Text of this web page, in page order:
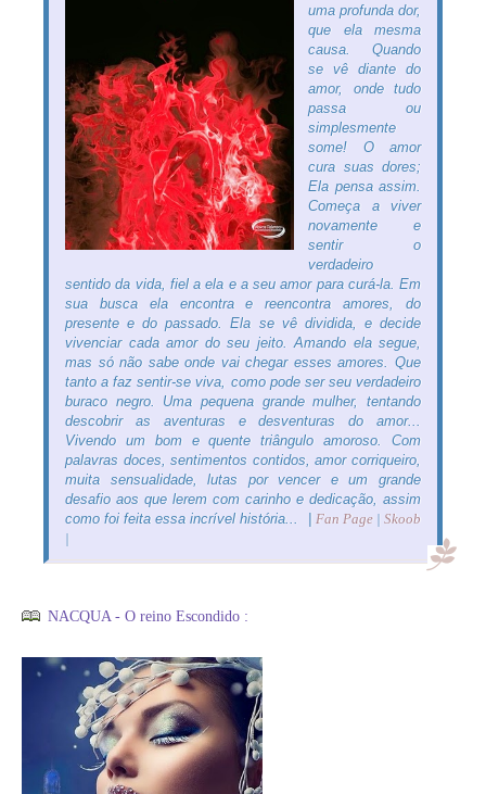
uma profunda dor,
que ela mesma
causa. Quando
se vê diante do
amor, onde tudo
passa ou
simplesmente
some! O amor
cura suas dores;
Ela pensa assim.
Começa a viver
novamente e
sentir o
verdadeiro
sentido da vida, fiel a ela e a seu amor para curá-la. Em
sua busca ela encontra e reencontra amores, do
presente e do passado. Ela se vê dividida, e decide
vivenciar cada amor do seu jeito. Amando ela segue,
mas só não sabe onde vai chegar esses amores. Que
tanto a faz sentir-se viva, como pode ser seu verdadeiro
buraco negro. Uma pequena grande mulher, tentando
descobrir as aventuras e desventuras do amor...
Vivendo um bom e quente triângulo amoroso. Com
palavras doces, sentimentos contidos, amor corriqueiro,
muita sensualidade, lutas por vencer e um grande
desafio aos que lerem com carinho e dedicação, assim
como foi feita essa incrível história... | Fan Page|Skoob
|
NACQUA - O reino Escondido :